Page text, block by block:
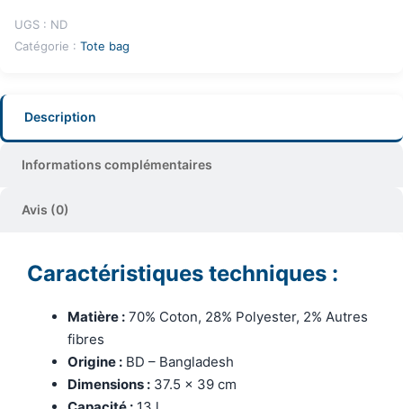
UGS : ND
Catégorie : Tote bag
Description
Informations complémentaires
Avis (0)
Caractéristiques techniques :
Matière : 70% Coton, 28% Polyester, 2% Autres
fibres
Origine : BD – Bangladesh
Dimensions : 37.5 x 39 cm